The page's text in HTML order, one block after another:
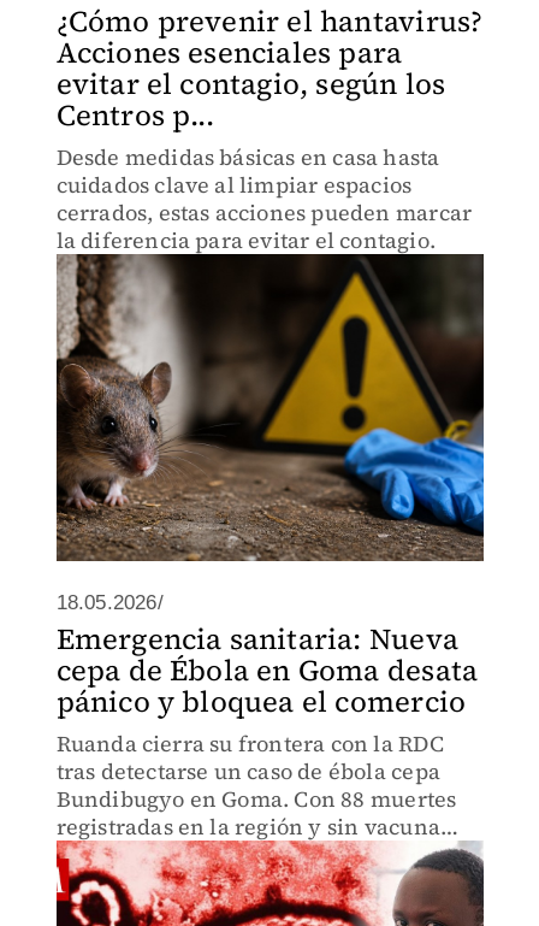
¿Cómo prevenir el hantavirus?
Acciones esenciales para
evitar el contagio, según los
Centros p...
Desde medidas básicas en casa hasta
cuidados clave al limpiar espacios
cerrados, estas acciones pueden marcar
la diferencia para evitar el contagio.
18.05.2026/
Emergencia sanitaria: Nueva
cepa de Ébola en Goma desata
pánico y bloquea el comercio
Ruanda cierra su frontera con la RDC
tras detectarse un caso de ébola cepa
Bundibugyo en Goma. Con 88 muertes
registradas en la región y sin vacuna
aprobada, se suspende el tránsito
laboral en un paso con más de 5 mil
cruces diarios.